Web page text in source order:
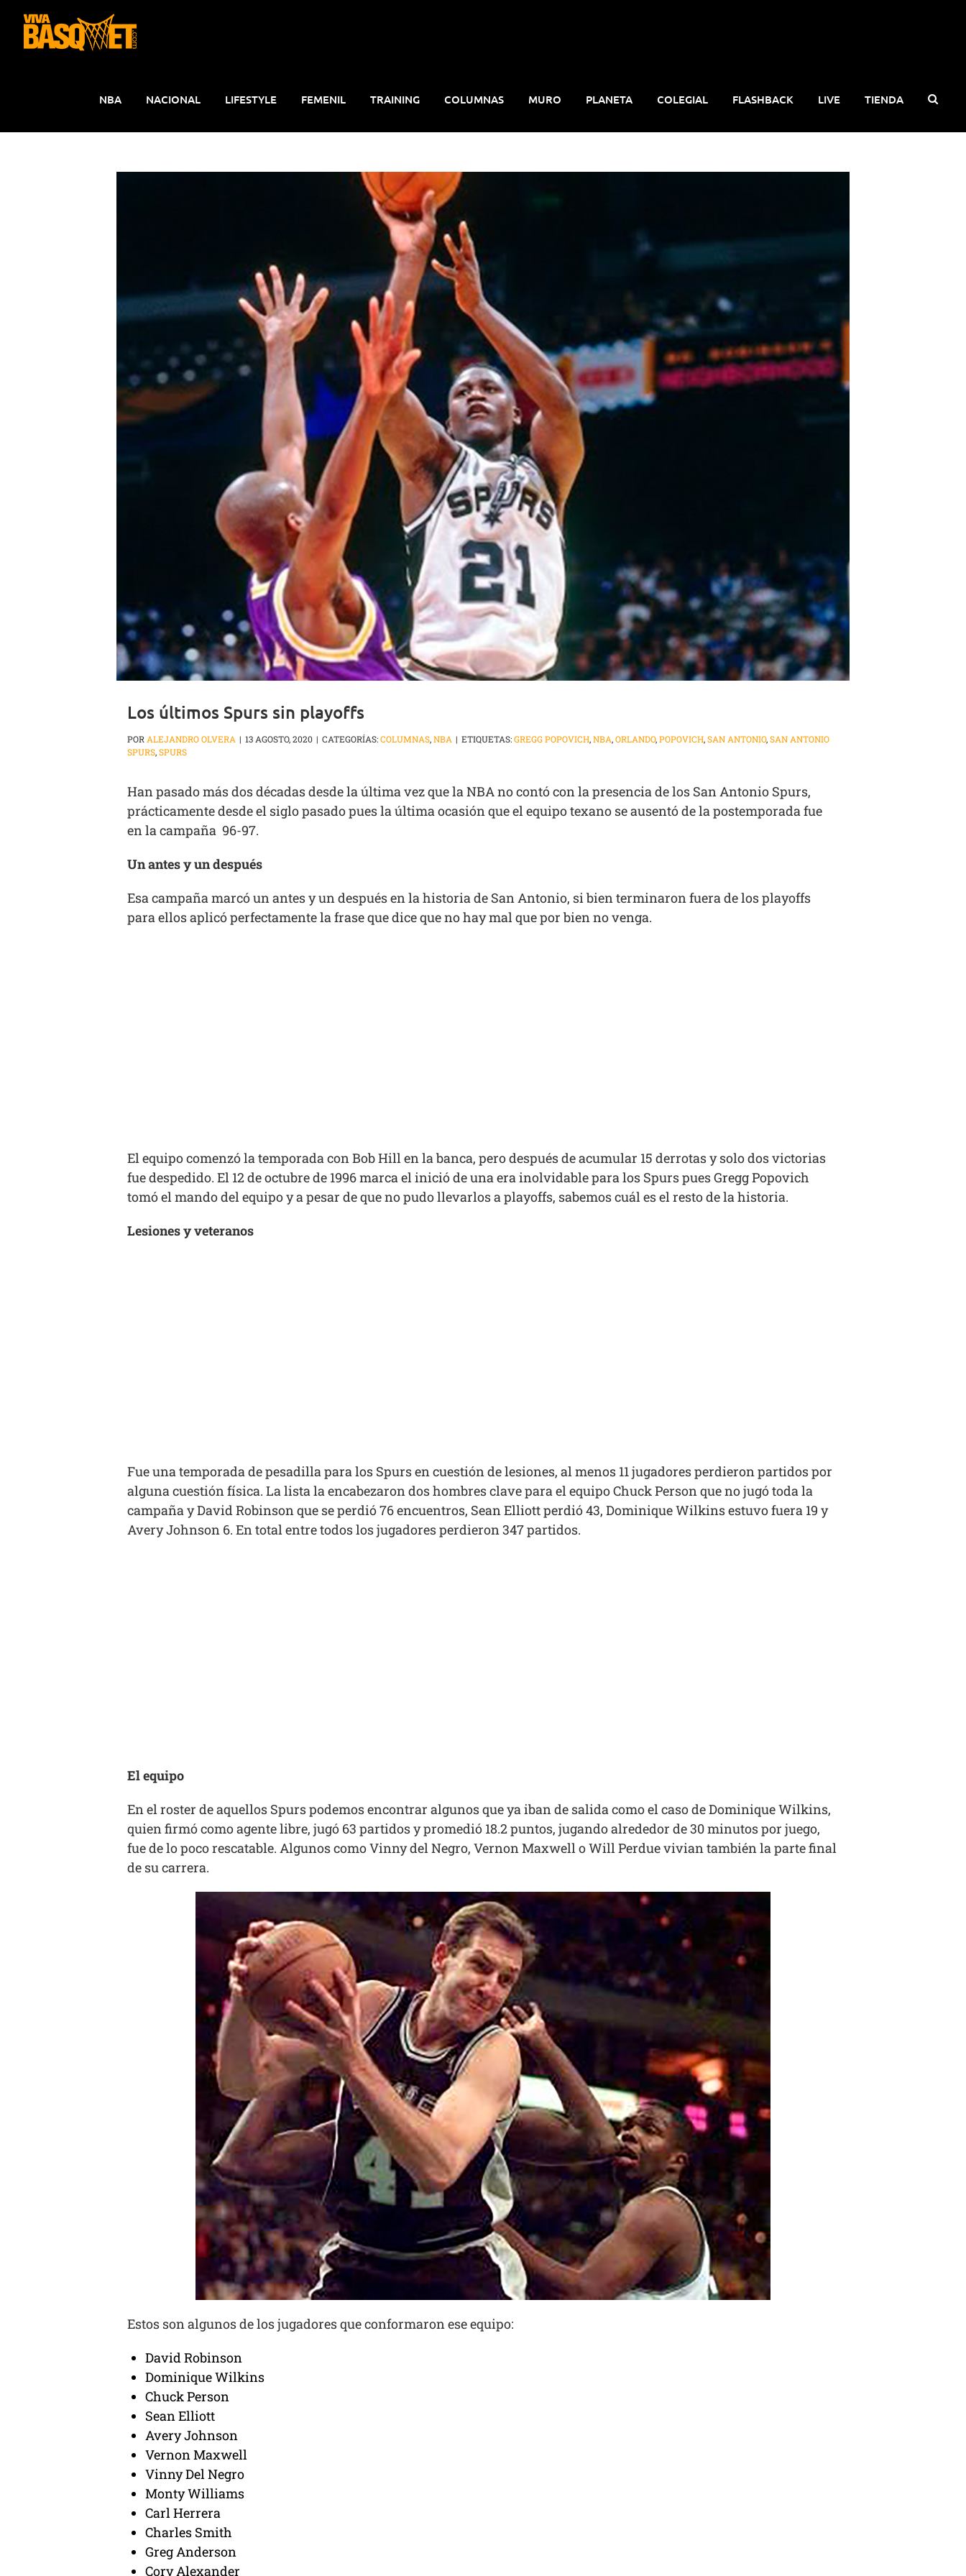
contenido
NBA NACIONAL LIFESTYLE FEMENIL TRAINING COLUMNAS MURO PLANETA COLEGIAL FLASHBACK LIVE TIENDA
Los últimos Spurs sin playoffs
PORALEJANDRO OLVERA | 13 AGOSTO, 2020 | CATEGORÍAS:COLUMNAS,NBA | ETIQUETAS:GREGG POPOVICH,NBA,ORLANDO,POPOVICH,SAN ANTONIO,SAN ANTONIO
SPURS,SPURS
Han pasado más dos décadas desde la última vez que la NBA no contó con la presencia de los San Antonio Spurs,
prácticamente desde el siglo pasado pues la última ocasión que el equipo texano se ausentó de la postemporada fue
en la campaña 96-97.
Un antes y un después
Esa campaña marcó un antes y un después en la historia de San Antonio, si bien terminaron fuera de los playoffs
para ellos aplicó perfectamente la frase que dice que no hay mal que por bien no venga.
El equipo comenzó la temporada con Bob Hill en la banca, pero después de acumular 15 derrotas y solo dos victorias
fue despedido. El 12 de octubre de 1996 marca el inició de una era inolvidable para los Spurs pues Gregg Popovich
tomó el mando del equipo y a pesar de que no pudo llevarlos a playoffs, sabemos cuál es el resto de la historia.
Lesiones y veteranos
Fue una temporada de pesadilla para los Spurs en cuestión de lesiones, al menos 11 jugadores perdieron partidos por
alguna cuestión física. La lista la encabezaron dos hombres clave para el equipo Chuck Person que no jugó toda la
campaña y David Robinson que se perdió 76 encuentros, Sean Elliott perdió 43, Dominique Wilkins estuvo fuera 19 y
Avery Johnson 6. En total entre todos los jugadores perdieron 347 partidos.
El equipo
En el roster de aquellos Spurs podemos encontrar algunos que ya iban de salida como el caso de Dominique Wilkins,
quien firmó como agente libre, jugó 63 partidos y promedió 18.2 puntos, jugando alrededor de 30 minutos por juego,
fue de lo poco rescatable. Algunos como Vinny del Negro, Vernon Maxwell o Will Perdue vivian también la parte final
de su carrera.
Estos son algunos de los jugadores que conformaron ese equipo:
David Robinson
Dominique Wilkins
Chuck Person
Sean Elliott
Avery Johnson
Vernon Maxwell
Vinny Del Negro
Monty Williams
Carl Herrera
Charles Smith
Greg Anderson
Cory Alexander